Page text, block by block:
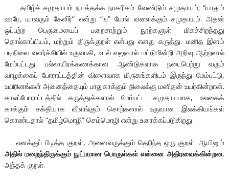
தமிழ்ச் சமுதாயம் நயத்தக்க நாகரிகம் வேண்டும் சமுதாயம்; “யாதும்
ஊரே, யாவரும் கேளிர்” என்று “ங” போல் வளைக்கும் சமுதாயம். அதன்
ஒப்பற்ற பெருமையைப் பறைசாற்றும் நூற்களுள் மிகச்சிறந்தது
தொல்காப்பியம், மற்றும் திருக்குறள் என்பது எனது கருத்து. மனித இனம்
படிநிலை வளர்ச்சியில் உருவாகி, உடல் வலுவால் மட்டுமின்றி அறிவு ஆற்றலால்
மேம்பட்டது. பல்லாயிரக்கணக்கான ஆண்டுகளாக நடைபெற்று வரும்
வாழக்கைப் போராட்டத்தின் விளைவாக மிருகங்களிடம் இருந்து மேம்பட்டு,
உயிரினங்கள் அனைத்தையும் பாதுகாக்கும் நிலைக்கு மனிதன் உயர்கின்றான்.
காலப்போராட்டத்தில் கருத்துக்களால் மேம்பட்ட சமுதாயமாக, உலகைக்
காக்கும் சக்தியாக விளங்கும் சொற்களால் உருவான இலக்கியங்கள்
கொண்டதால் “தமிழ்மொழி” செம்மொழி என்று உரைக்கப்படுகிறது.
எனக்குப் பிடித்த குறள், அனைவருக்கும் தெரிந்த ஒரு குறள். ஆயினும்
அதில் மறைந்திருக்கும் நுட்பமான பொருள்கள் என்னை அதிரவைக்கின்றன.
அந்தக் குறள்.